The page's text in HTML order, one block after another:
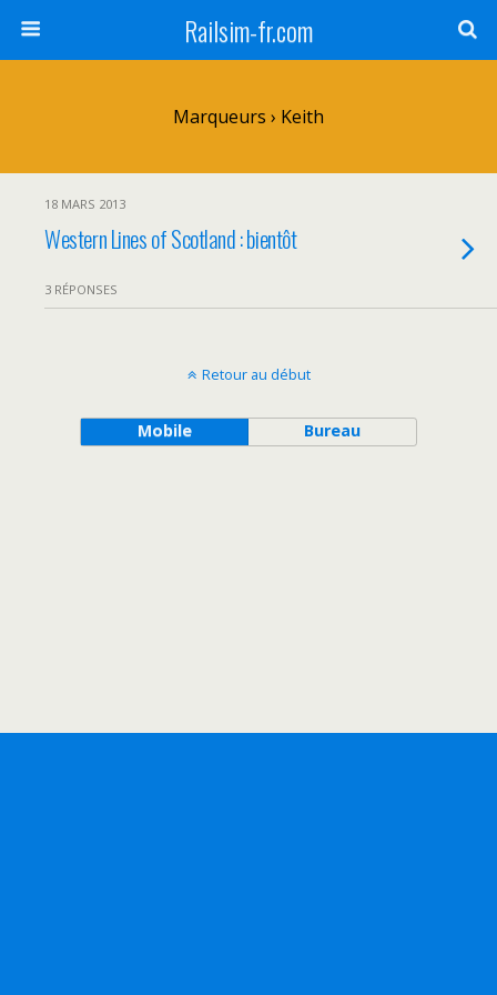
Railsim-fr.com
Marqueurs › Keith
18 MARS 2013
Western Lines of Scotland : bientôt
3 RÉPONSES
Retour au début
Mobile Bureau